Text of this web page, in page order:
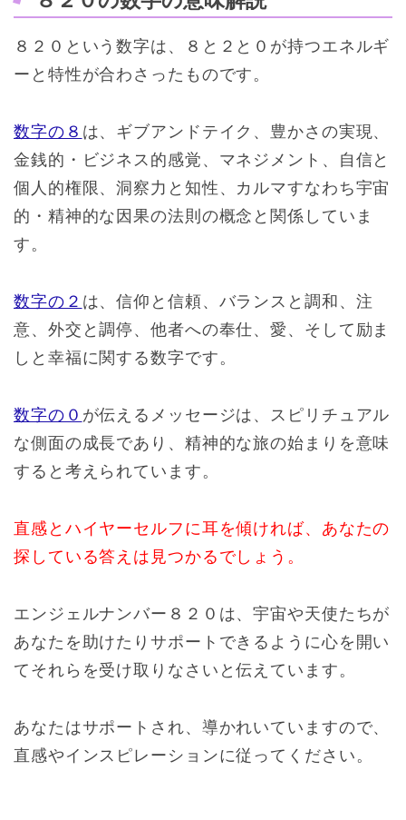
８２０という数字は、８と２と０が持つエネルギ
ーと特性が合わさったものです。
数字の８ は、ギブアンドテイク、豊かさの実現、
金銭的・ビジネス的感覚、マネジメント、自信と
個人的権限、洞察力と知性、カルマすなわち宇宙
的・精神的な因果の法則の概念と関係していま
す。
数字の２ は、信仰と信頼、バランスと調和、注
意、外交と調停、他者への奉仕、愛、そして励ま
しと幸福に関する数字です。
数字の０ が伝えるメッセージは、スピリチュアル
な側面の成長であり、精神的な旅の始まりを意味
すると考えられています。
直感とハイヤーセルフに耳を傾ければ、あなたの
探している答えは見つかるでしょう。
エンジェルナンバー８２０は、宇宙や天使たちが
あなたを助けたりサポートできるように心を開い
てそれらを受け取りなさいと伝えています。
あなたはサポートされ、導かれいていますので、
直感やインスピレーションに従ってください。